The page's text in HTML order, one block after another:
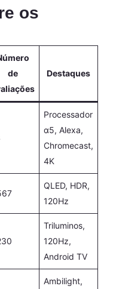
os
de
Destaques
Processador
α5, Alexa,
Chromecast,
4K
QLED, HDR,
120Hz
Triluminos,
120Hz,
Android TV
Ambilight,